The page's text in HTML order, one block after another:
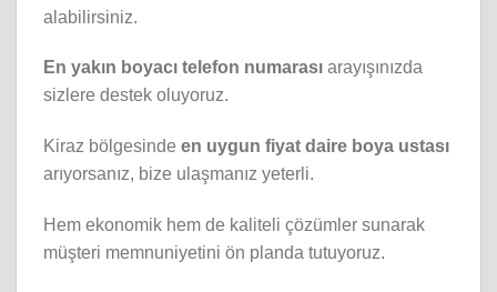
alabilirsiniz.
En yakın boyacı telefon numarası arayışınızda
sizlere destek oluyoruz.
Kiraz bölgesinde en uygun fiyat daire boya ustası
arıyorsanız, bize ulaşmanız yeterli.
Hem ekonomik hem de kaliteli çözümler sunarak
müşteri memnuniyetini ön planda tutuyoruz.